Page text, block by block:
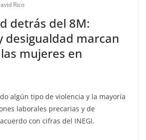
Rico
detrás del 8M:
desigualdad marcan
mujeres en
algún tipo de violencia y la mayoría
laborales precarias y de
con cifras del INEGI.